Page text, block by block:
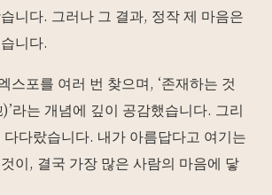
니다. 그러나 그 결과, 정작 제 마음은
니다.
스포를 여러 번 찾으며, ‘존재하는 것
라는 개념에 깊이 공감했습니다. 그리
다다랐습니다. 내가 아름답다고 여기는
이, 결국 가장 많은 사람의 마음에 닿